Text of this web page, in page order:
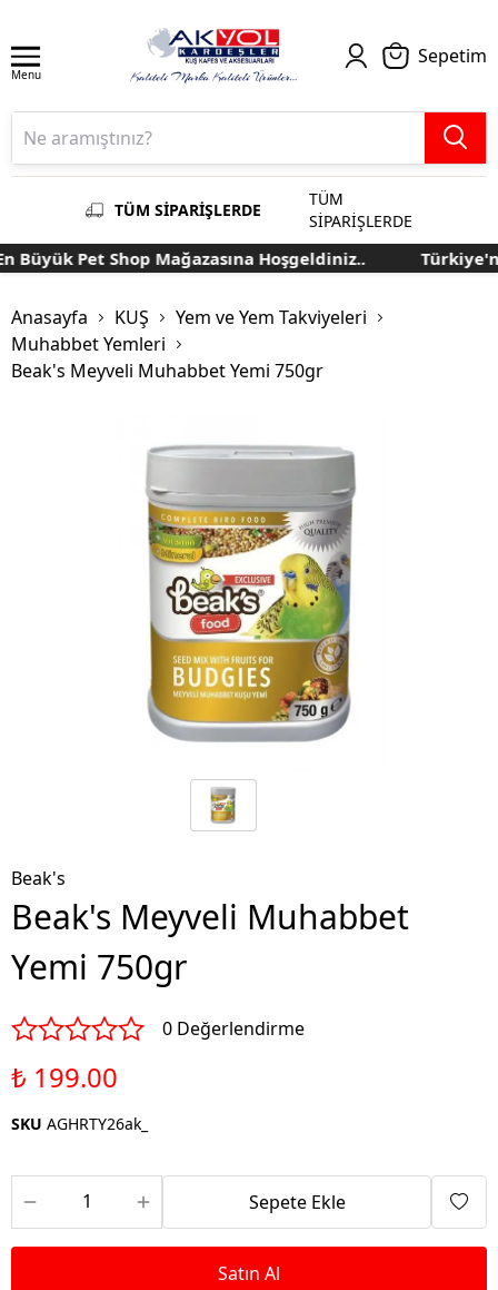
Menu
Sepetim
TÜM SİPARİŞLERDE
TÜM
SİPARİŞLERDE
Pet Shop Mağazasına Hoşgeldiniz..
Anasayfa KUŞ
Yem ve Yem Takviyeleri
Muhabbet Yemleri
Beak's Meyveli Muhabbet Yemi 750gr
Beak's
Beak's Meyveli Muhabbet
Yemi 750gr
0 Değerlendirme
₺ 199.00
SKU AGHRTY26ak_
Sepete Ekle
Satın Al